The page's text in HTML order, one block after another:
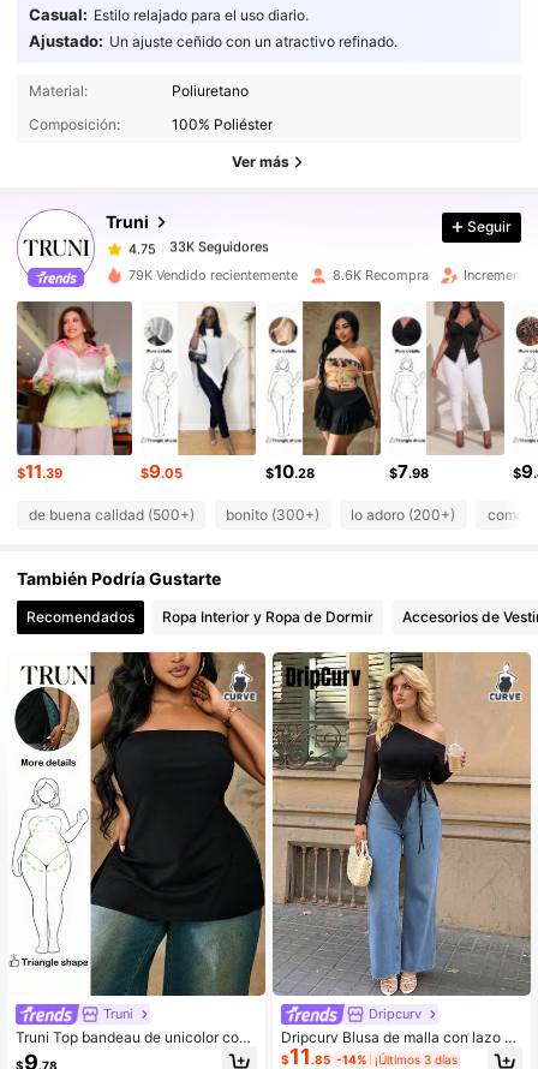
Casual: Estilo relajado para el uso diario.
Ajustado: Un ajuste ceñido con un atractivo refinado.
Material:
Poliuretano
Composición:
100% Poliéster
Ver más
Truni
33K Seguidores
33K Seguidores
33K Seguidores
4.75
4.75 33K Seguidores
33K Seguidores
4.75 33K Seguidores
4.75 33K Seguidores
4.75 33K Seguidores
4.75 33K Seguidores
4.75 33K Seguidores
Seguir
79K Vendido recientemente 8.6K Recompra Incremento
$11.39 $9.05 $10.28 $7.98 $9
de buena calidad (500+) bonito (300+) lo adoro (200+) como
También Podría Gustarte
Recomendados Ropa Interior y Ropa de Dormir Accesorios de
Truni
Truni Top bandeau de unicolor con
cintura ceñida para mujer talla gran
$9.78
Dripcurv
Dripcurv Blusa de malla con lazo pa
ra mujer de talla grande, elegante p
$11 .85 -14% ¡Últimos 3 días